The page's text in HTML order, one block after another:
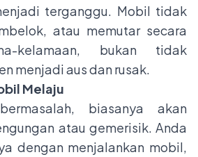
terganggu. Mobil tidak
atau memutar secara
kelamaan, bukan tidak
menjadi aus dan rusak.
Melaju
biasanya akan
atau gemerisik. Anda
dengan menjalankan mobil,